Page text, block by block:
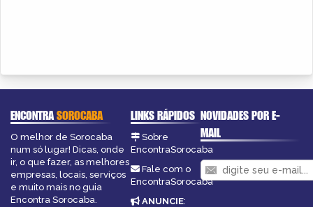
ENCONTRASOROCABA
O melhor de Sorocaba
num só lugar! Dicas, onde
ir, o que fazer, as melhores
empresas, locais, serviços
e muito mais no guia
Encontra Sorocaba.
LINKS RÁPIDOS
Sobre
EncontraSorocaba
Fale com o
EncontraSorocaba
ANUNCIE:
NOVIDADES POR E-
MAIL